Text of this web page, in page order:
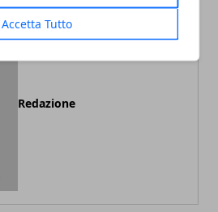
Accetta Tutto
Redazione